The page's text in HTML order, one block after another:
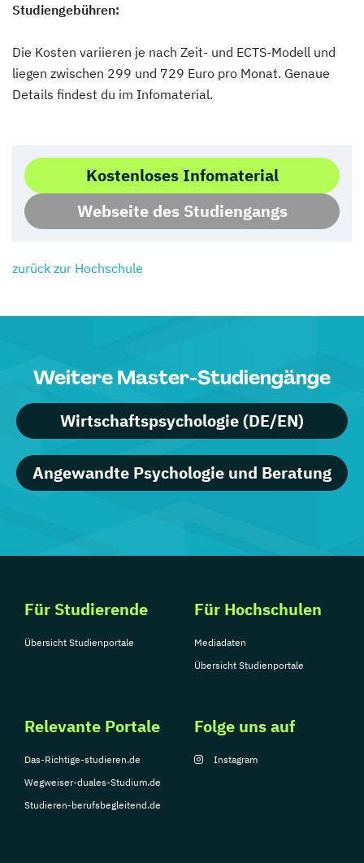
Studiengebühren:
Die Kosten variieren je nach Zeit- und ECTS-Modell und
liegen zwischen 299 und 729 Euro pro Monat. Genaue
Details findest du im Infomaterial.
Kostenloses Infomaterial
Webseite des Studiengangs
zurück zur Hochschule
Weitere Master-Studiengänge
Wirtschaftspsychologie (DE/EN)
Angewandte Psychologie und Beratung
Für Studierende
Übersicht Studienportale
Für Hochschulen
Mediadaten
Übersicht Studienportale
Relevante Portale
Das-Richtige-studieren.de
Wegweiser-duales-Studium.de
Studieren-berufsbegleitend.de
Folge uns auf
Instagram